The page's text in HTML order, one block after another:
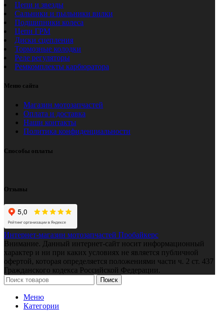
Цепи и звезды
Сальники и пыльники вилки
Подшипники колеса
Цепи ГРМ
Диски сцепления
Тормозные колодки
Реле регуляторы
Ремкомплекты карбюратора
Меню сайта
Магазин мотозапчастей
Оплата и доставка
Наши контакты
Политика конфиденциальности
Способы оплаты
Отзывы
Интернет-магазин мотозапчастей Пробайкерс
Внимание. Данный интернет-сайт носит информационный
характер и ни при каких условиях не является публичной
офертой, которая определяется положениями части ч. 2 ст. 437
Гражданского кодекса Российской Федерации.
Поиск
Меню
Категории